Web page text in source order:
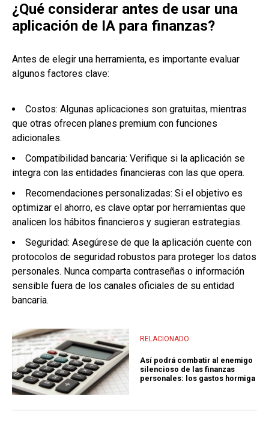
¿Qué considerar antes de usar una
aplicación de IA para finanzas?
Antes de elegir una herramienta, es importante evaluar
algunos factores clave:
Costos: Algunas aplicaciones son gratuitas, mientras
que otras ofrecen planes premium con funciones
adicionales.
Compatibilidad bancaria: Verifique si la aplicación se
integra con las entidades financieras con las que opera.
Recomendaciones personalizadas: Si el objetivo es
optimizar el ahorro, es clave optar por herramientas que
analicen los hábitos financieros y sugieran estrategias.
Seguridad: Asegúrese de que la aplicación cuente con
protocolos de seguridad robustos para proteger los datos
personales. Nunca comparta contraseñas o información
sensible fuera de los canales oficiales de su entidad
bancaria.
RELACIONADO
Así podrá combatir al enemigo
silencioso de las finanzas
personales: los gastos hormiga